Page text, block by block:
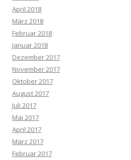
April 2018
März 2018
Februar 2018
Januar 2018
Dezember 2017
November 2017
Oktober 2017
August 2017
Juli 2017
Mai 2017
April 2017
März 2017
Februar 2017